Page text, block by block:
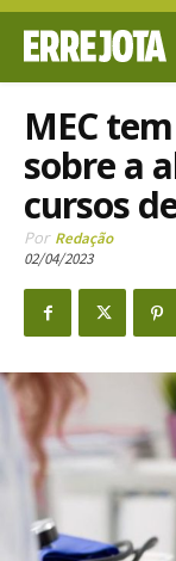
MEC
sobre a
cursos
Por Redação
02/04/2023